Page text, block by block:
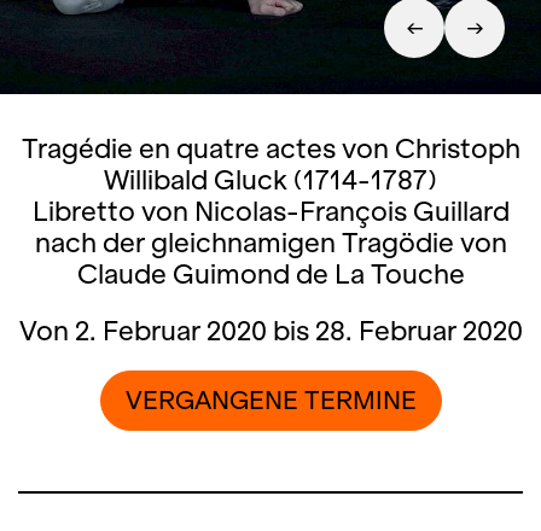
Tragédie en quatre actes von Christoph
Willibald Gluck (1714-1787)
Libretto von Nicolas-François Guillard
nach der gleichnamigen Tragödie von
Claude Guimond de La Touche
Von 2. Februar 2020 bis 28. Februar 2020
VERGANGENE TERMINE